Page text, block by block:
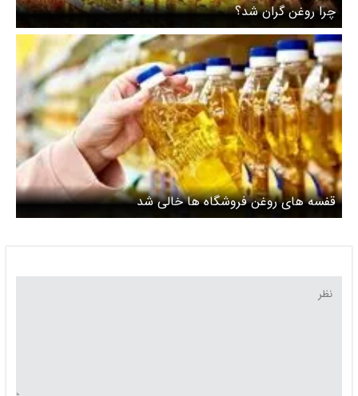
چرا روغن گران شد؟
قفسه های روغن فروشگاه ها خالی شد